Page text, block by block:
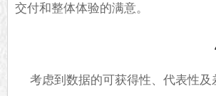
交付和整体体验的满意。
考虑到数据的可获得性、代表性